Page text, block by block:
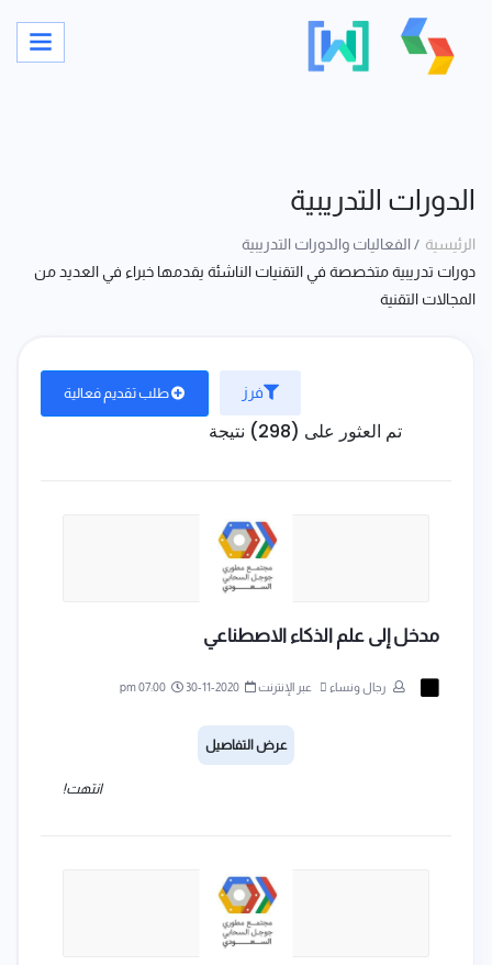
الدورات التدريبية
الرئيسية
الفعاليات والدورات التدريبية
دورات تدريبية متخصصة في التقنيات الناشئة يقدمها خبراء في العديد من
المجالات التقنية
طلب تقديم فعالية فرز
تم العثور على (298) نتيجة
مدخل إلى علم الذكاء الاصطناعي
رجال ونساء عبر الإنترنت 2020-11-30
07:00 pm
عرض التفاصيل
انتهت!